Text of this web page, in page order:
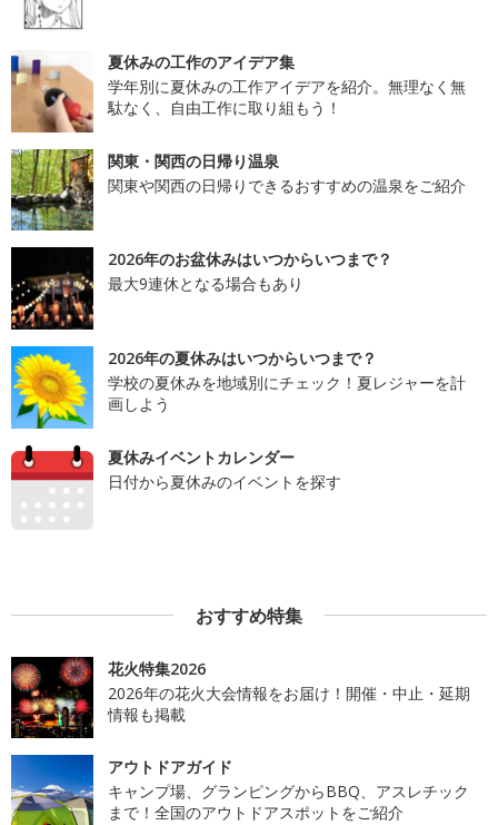
夏休みの工作のアイデア集
学年別に夏休みの工作アイデアを紹介。無理なく無
駄なく、自由工作に取り組もう！
関東・関西の日帰り温泉
関東や関西の日帰りできるおすすめの温泉をご紹介
2026年のお盆休みはいつからいつまで？
最大9連休となる場合もあり
2026年の夏休みはいつからいつまで？
学校の夏休みを地域別にチェック！夏レジャーを計
画しよう
夏休みイベントカレンダー
日付から夏休みのイベントを探す
おすすめ特集
花火特集2026
2026年の花火大会情報をお届け！開催・中止・延期
情報も掲載
アウトドアガイド
キャンプ場、グランピングからBBQ、アスレチック
まで！全国のアウトドアスポットをご紹介